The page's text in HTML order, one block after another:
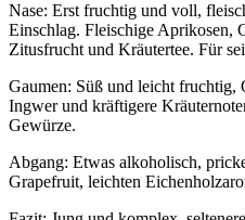
Nase: Erst fruchtig und voll,
Einschlag. Fleischige Aprikosen,
Zitusfrucht und Kräutertee. Für
Gaumen: Süß und leicht fruchtig,
Ingwer und kräftigere
Gewürze.
Abgang: Etwas alkoholisch,
Grapefruit, leichten